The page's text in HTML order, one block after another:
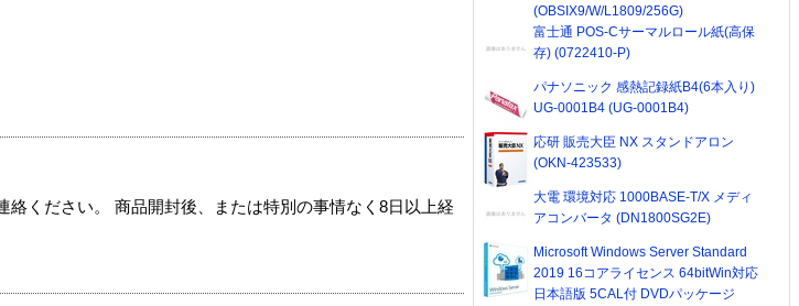
ください。 商品開封後、または特別の事情なく8日以上経
(OBSIX9/W/L1809/256G)
富士通 POS-Cサーマルロール紙(高保
存) (0722410-P)
パナソニック 感熱記録紙B4(6本入り)
UG-0001B4 (UG-0001B4)
応研 販売大臣 NX スタンドアロン
(OKN-423533)
大電 環境対応 1000BASE-T/X メディ
アコンバータ (DN1800SG2E)
Microsoft Windows Server Standard
2019 16コアライセンス 64bitWin対応
日本語版 5CAL付 DVDパッケージ